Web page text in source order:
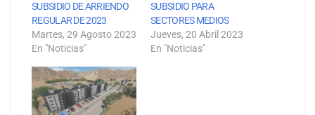
SUBSIDIO DE ARRIENDO
REGULAR DE 2023
Martes, 29 Agosto 2023
En "Noticias"
SUBSIDIO PARA
SECTORES MEDIOS
Jueves, 20 Abril 2023
En "Noticias"